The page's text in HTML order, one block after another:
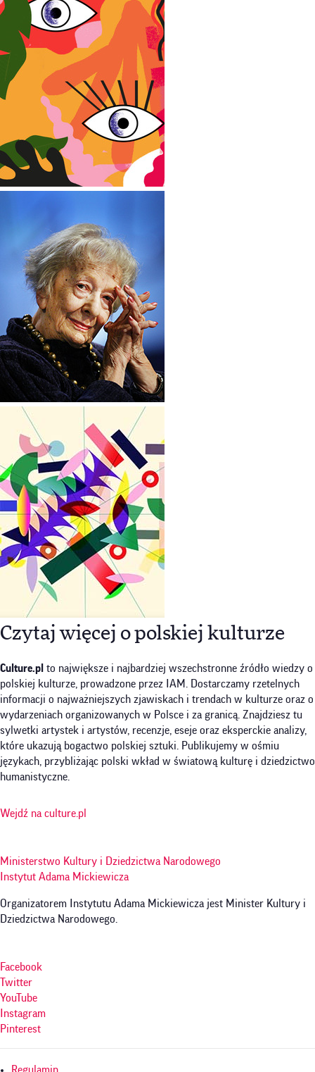
Czytaj więcej o polskiej kulturze
Culture.pl to największe i najbardziej wszechstronne źródło wiedzy o
polskiej kulturze, prowadzone przez IAM. Dostarczamy rzetelnych
informacji o najważniejszych zjawiskach i trendach w kulturze oraz o
wydarzeniach organizowanych w Polsce i za granicą. Znajdziesz tu
sylwetki artystek i artystów, recenzje, eseje oraz eksperckie analizy,
które ukazują bogactwo polskiej sztuki. Publikujemy w ośmiu
językach, przybliżając polski wkład w światową kulturę i dziedzictwo
humanistyczne.
Wejdź na culture.pl
Ministerstwo Kultury i Dziedzictwa Narodowego
Instytut Adama Mickiewicza
Organizatorem Instytutu Adama Mickiewicza jest Minister Kultury i
Dziedzictwa Narodowego.
Facebook
Twitter
YouTube
Instagram
Pinterest
Menu